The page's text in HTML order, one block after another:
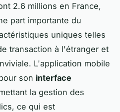
2.6 millions en France,
part importante du
uniques telles
transaction à l'étranger et
L'application mobile
son interface
la gestion des
ce qui est